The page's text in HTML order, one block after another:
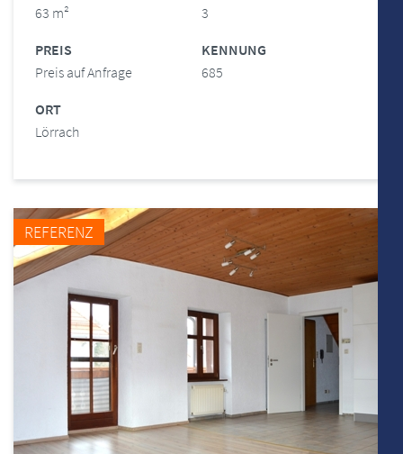
63 m²
3
PREIS
Preis auf Anfrage
KENNUNG
685
ORT
Lörrach
REFERENZ